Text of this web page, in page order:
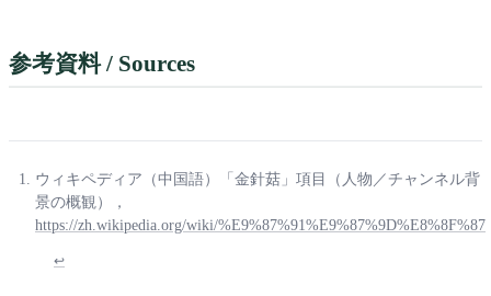
参考資料 / Sources
ウィキペディア（中国語）「金針菇」項目（人物／チャンネル背
景の概観），
https://zh.wikipedia.org/wiki/%E9%87%91%E9%87%9D%E8%8F%87
↩